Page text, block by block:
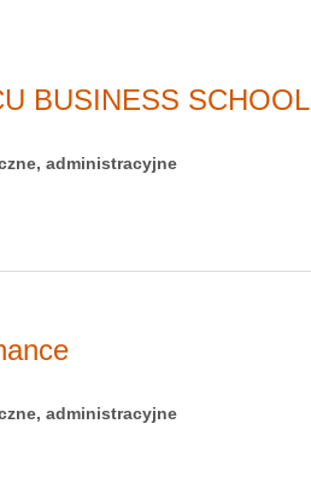
BUSINESS SCHOOL
administracyjne
administracyjne